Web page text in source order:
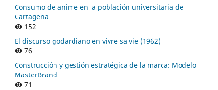
Consumo de anime en la población universitaria de
Cartagena
152
El discurso godardiano en vivre sa vie (1962)
76
Construcción y gestión estratégica de la marca: Modelo
MasterBrand
71